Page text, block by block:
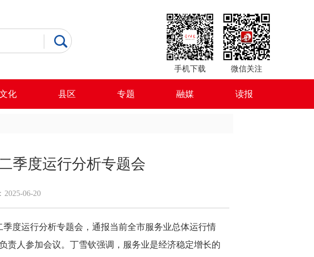
手机下载 微信关注
化 县区 专题 融媒 读报
季度运行分析专题会
2025-06-20
度运行分析专题会，通报当前全市服务业总体运行情
责人参加会议。丁雪钦强调，服务业是经济稳定增长的